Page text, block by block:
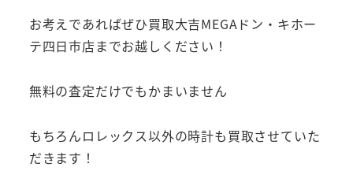
お考えであればぜひ買取大吉MEGAドン・キホー
テ四日市店までお越しください！
無料の査定だけでもかまいません
もちろんロレックス以外の時計も買取させていた
だきます！